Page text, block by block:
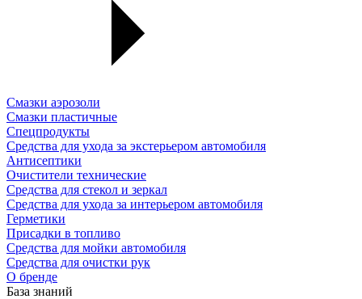
Смазки аэрозоли
Смазки пластичные
Спецпродукты
Средства для ухода за экстерьером автомобиля
Антисептики
Очистители технические
Средства для стекол и зеркал
Средства для ухода за интерьером автомобиля
Герметики
Присадки в топливо
Средства для мойки автомобиля
Средства для очистки рук
О бренде
База знаний